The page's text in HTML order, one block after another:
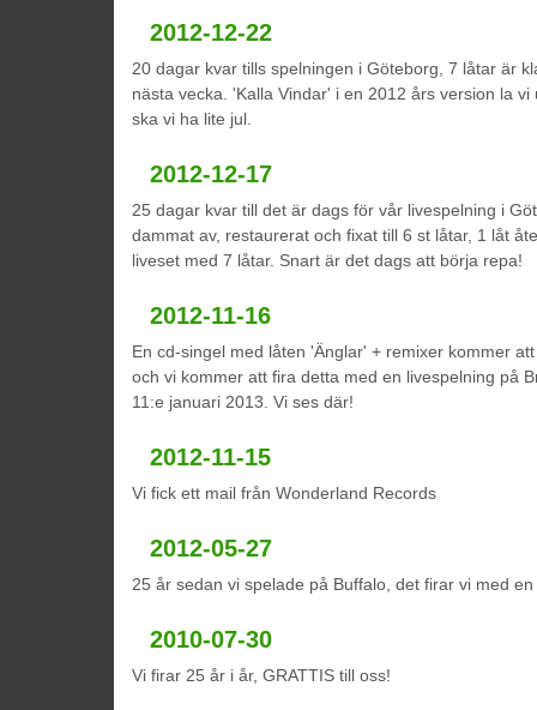
2012-12-22
20 dagar kvar tills spelningen i Göteborg, 7 låtar är
nästa vecka. 'Kalla Vindar' i en 2012 års version la
ska vi ha lite jul.
2012-12-17
25 dagar kvar till det är dags för vår livespelning i
dammat av, restaurerat och fixat till 6 st låtar, 1 låt
liveset med 7 låtar. Snart är det dags att börja repa!
2012-11-16
En cd-singel med låten 'Änglar' + remixer kommer
och vi kommer att fira detta med en livespelning på
11:e januari 2013. Vi ses där!
2012-11-15
Vi fick ett mail från Wonderland Records
2012-05-27
25 år sedan vi spelade på Buffalo, det firar vi med
2010-07-30
Vi firar 25 år i år, GRATTIS till oss!